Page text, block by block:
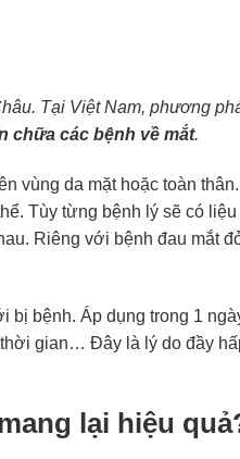
Tại Việt Nam, phương
chữa các bệnh về mắt.
vùng da mặt hoặc toàn
Tùy từng bệnh lý sẽ có
Riêng với bệnh đau mắt
bệnh. Áp dụng trong 1
gian… Đây là lý do đầy
lại hiệu